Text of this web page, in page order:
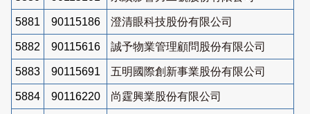
5881 90115186 澄清眼科技股份有限公司
5882 90115616 誠予物業管理顧問股份有限公司
5883 90115691 五明國際創新事業股份有限公司
5884 90116220 尚霆興業股份有限公司